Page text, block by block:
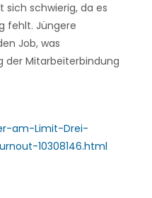
sich schwierig, da es
fehlt. Jüngere
Job, was
der Mitarbeiterbindung
am-Limit-Drei-
10308146.html